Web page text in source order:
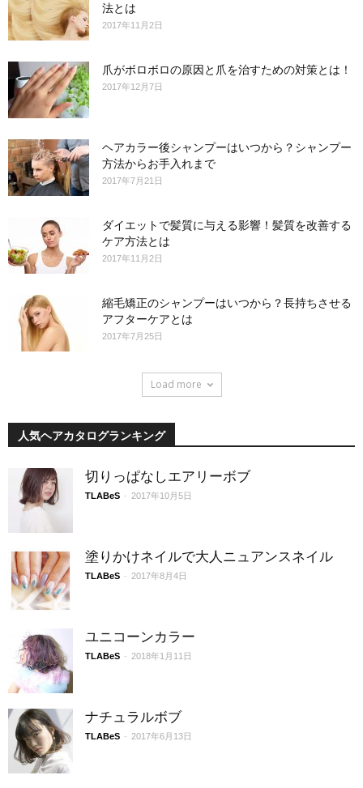
法とは
2017年11月2日
爪がボロボロの原因と爪を治すための対策とは！
2017年12月7日
ヘアカラー後シャンプーはいつから？シャンプー
方法からお手入れまで
2017年7月21日
ダイエットで髪質に与える影響！髪質を改善する
ケア方法とは
2017年11月2日
縮毛矯正のシャンプーはいつから？長持ちさせる
アフターケアとは
2017年7月25日
Load more
人気ヘアカタログランキング
切りっぱなしエアリーボブ
TLABeS - 2017年10月5日
塗りかけネイルで大人ニュアンスネイル
TLABeS - 2017年8月4日
ユニコーンカラー
TLABeS - 2018年1月11日
ナチュラルボブ
TLABeS - 2017年6月13日